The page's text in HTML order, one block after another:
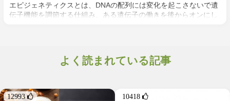
エピジェネティクスとは、DNAの配列には変化を起こさないで遺
伝子機能を調節する仕組み、ある遺伝子の働きを後からオンにし
胞の核の内部で、染色体の中にある２重のらせん構造をしたDNA
いによってもたらされます[3]。
よく読まれている記事
12993  10418 